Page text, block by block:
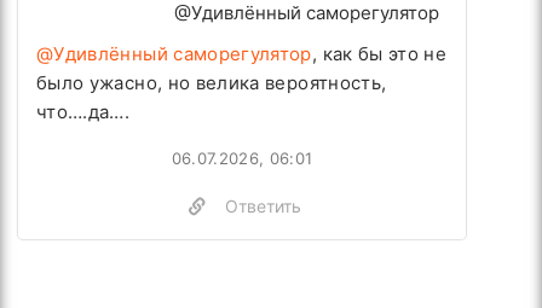
@Удивлённый саморегулятор
@Удивлённый саморегулятор, как бы это не
было ужасно, но велика вероятность,
что….да….
Ответить
06.07.2026, 06:01